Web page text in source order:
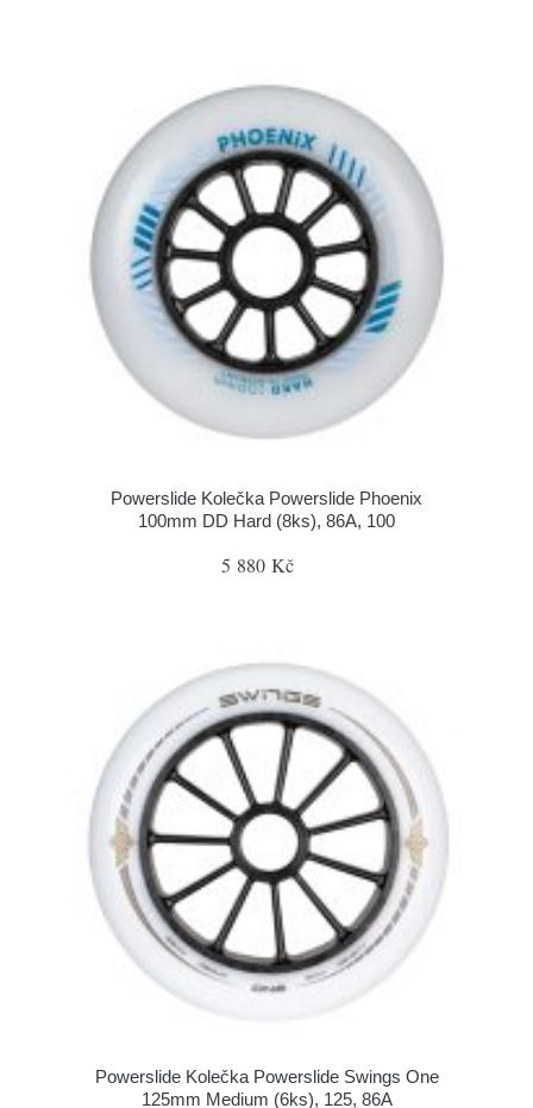
Powerslide Kolečka Powerslide Phoenix
100mm DD Hard (8ks), 86A, 100
5 880 Kč
Powerslide Kolečka Powerslide Swings One
125mm Medium (6ks), 125, 86A